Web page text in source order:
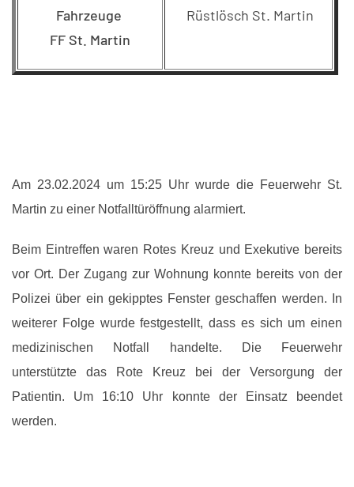
Fahrzeuge
FF St. Martin
Rüstlösch St. Martin
Am 23.02.2024 um 15:25 Uhr wurde die Feuerwehr St.
Martin zu einer Notfalltüröffnung alarmiert.
Beim Eintreffen waren Rotes Kreuz und Exekutive bereits
vor Ort. Der Zugang zur Wohnung konnte bereits von der
Polizei über ein gekipptes Fenster geschaffen werden. In
weiterer Folge wurde festgestellt, dass es sich um einen
medizinischen Notfall handelte. Die Feuerwehr
unterstützte das Rote Kreuz bei der Versorgung der
Patientin. Um 16:10 Uhr konnte der Einsatz beendet
werden.